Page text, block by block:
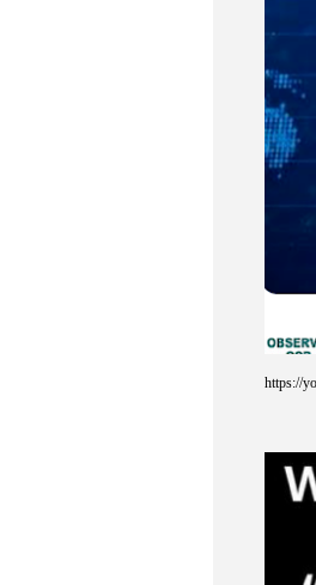
https://